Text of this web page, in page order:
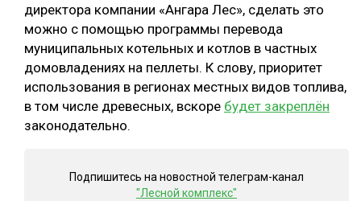
директора компании «Ангара Лес», сделать это
можно с помощью программы перевода
муниципальных котельных и котлов в частных
домовладениях на пеллеты. К слову, приоритет
использования в регионах местных видов топлива,
в том числе древесных, вскоре будет закреплён
законодательно.
Подпишитесь на новостной телеграм-канал
"Лесной комплекс"